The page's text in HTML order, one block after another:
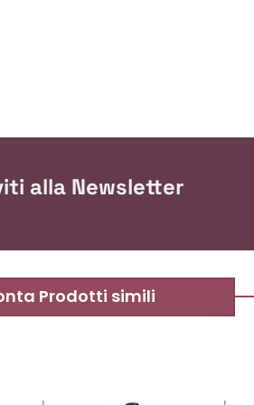
alla Newsletter
Prodotti simili